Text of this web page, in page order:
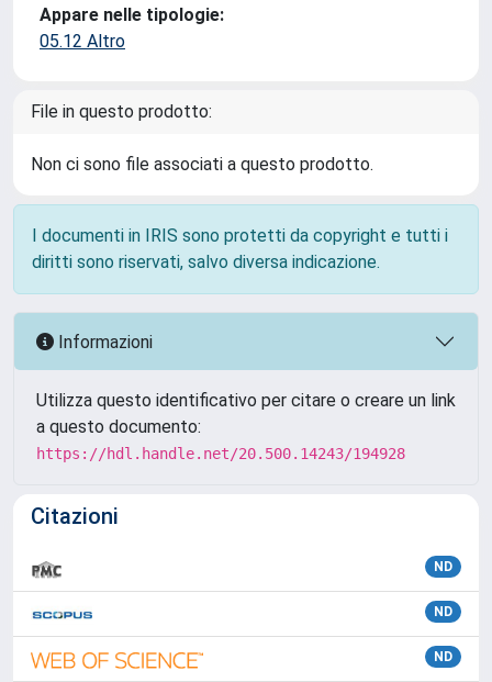
Appare nelle tipologie:
05.12 Altro
File in questo prodotto:
Non ci sono file associati a questo prodotto.
I documenti in IRIS sono protetti da copyright e tutti i
diritti sono riservati, salvo diversa indicazione.
Informazioni
Utilizza questo identificativo per citare o creare un link
a questo documento:
https://hdl.handle.net/20.500.14243/194928
Citazioni
ND
ND
ND